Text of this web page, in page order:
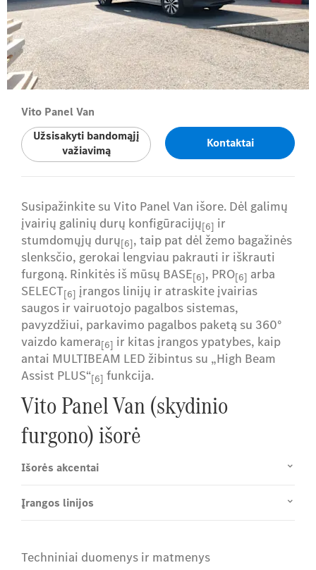
Vito Panel Van
Užsisakyti bandomąjį
važiavimą
Kontaktai
Susipažinkite su Vito Panel Van išore. Dėl galimų
įvairių galinių durų konfigūracijų[6] ir
stumdomųjų durų[6], taip pat dėl žemo bagažinės
slenksčio, gerokai lengviau pakrauti ir iškrauti
furgoną. Rinkitės iš mūsų BASE[6], PRO[6] arba
SELECT[6] įrangos linijų ir atraskite įvairias
saugos ir vairuotojo pagalbos sistemas,
pavyzdžiui, parkavimo pagalbos paketą su 360°
vaizdo kamera[6] ir kitas įrangos ypatybes, kaip
antai MULTIBEAM LED žibintus su „High Beam
Assist PLUS“[6] funkcija.
Vito Panel Van (skydinio
furgono) išorė
Išorės akcentai
Įrangos linijos
Techniniai duomenys ir matmenys